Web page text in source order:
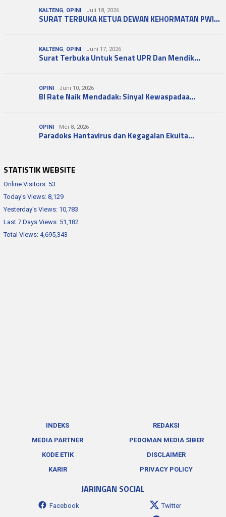
KALTENG, OPINI Juli 18, 2026
SURAT TERBUKA KETUA DEWAN KEHORMATAN PWI…
KALTENG, OPINI Juni 17, 2026
Surat Terbuka Untuk Senat UPR Dan Mendik…
OPINI Juni 10, 2026
BI Rate Naik Mendadak: Sinyal Kewaspadaa…
OPINI Mei 8, 2026
Paradoks Hantavirus dan Kegagalan Ekuita…
STATISTIK WEBSITE
Online Visitors: 53
Today's Views: 8,129
Yesterday's Views: 10,783
Last 7 Days Views: 51,182
Total Views: 4,695,343
INDEKS
REDAKSI
MEDIA PARTNER
PEDOMAN MEDIA SIBER
KODE ETIK
DISCLAIMER
KARIR
PRIVACY POLICY
JARINGAN SOCIAL
Facebook
Twitter